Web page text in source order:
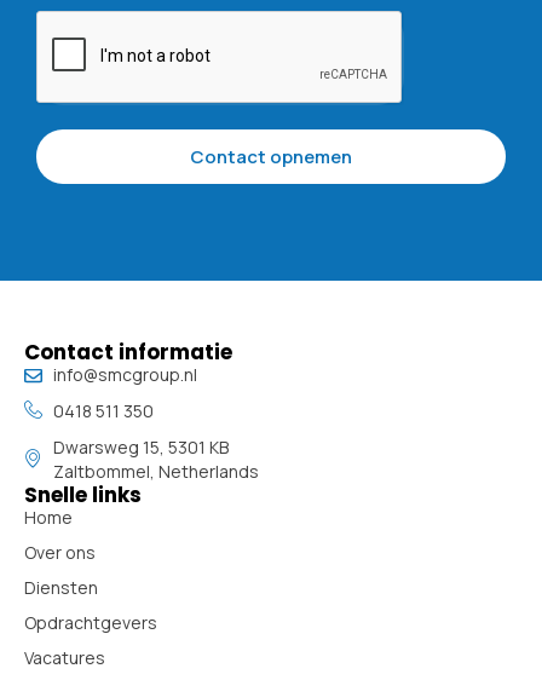
Contact opnemen
Contact informatie
info@smcgroup.nl
0418 511 350
Dwarsweg 15, 5301 KB
Zaltbommel, Netherlands
Snelle links
Home
Over ons
Diensten
Opdrachtgevers
Vacatures